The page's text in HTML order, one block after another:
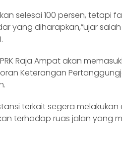
selesai 100 persen, tetapi
yang diharapkan,”ujar
Raja Ampat akan
Keterangan
terkait segera melakukan
terhadap ruas jalan yang